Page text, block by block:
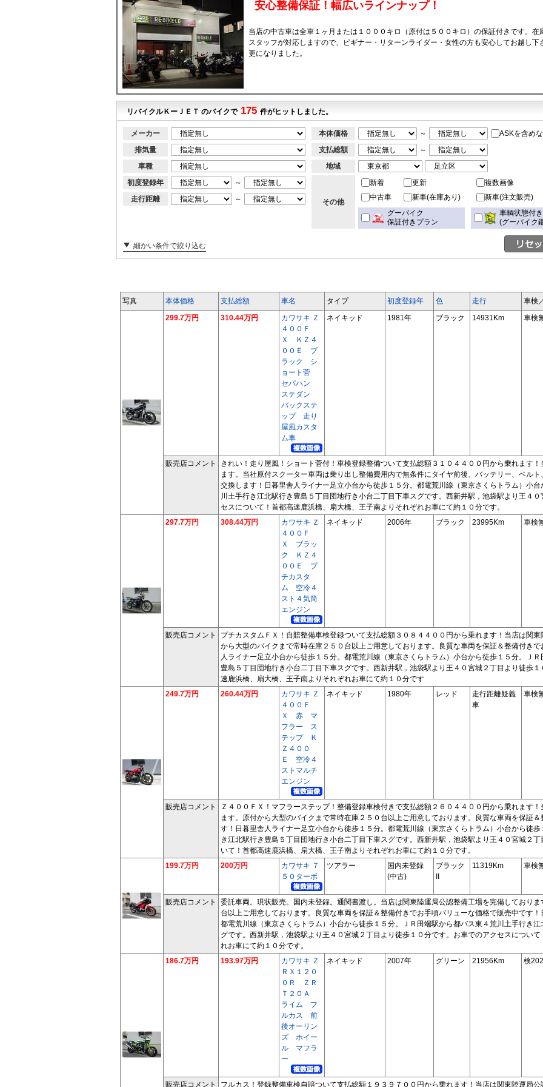
安心整備保証！幅広いラインナップ！
当店の中古車は全車１ヶ月または１０００キロ（原付は５００キロ）の保証付きです。
スタッフが対応しますので、ビギナー・リターンライダー・女性の方も安心してお越し
更になりました。
リバイクルＫーＪＥＴ のバイクで 175 件がヒットしました。
メーカー
排気量
車種
初度登録年
～
走行距離
～
本体価格 ～
ASKを含め
支払総額
～
地域
その他
新着 更新
複数画像
中古車
新車(在庫あり)
新車(注文販売)
グーバイク
保証付きプラン
車輌状態付き
(グーバイク
細かい条件で絞り込む
写真 本体価格 支払総額 車名 タイプ 初度登録年 色 走行
車検
299.7万円
310.44万円
カワサキ Ｚ
４００Ｆ
Ｘ ＫＺ４
００Ｅ ブ
ラック シ
ョート菅
セパハン
ステダン
バックステ
ップ 走り
屋風カスタ
ム車
ネイキッド 1981年 ブラック 14931Km 車検
販売店コメント
きれい！走り屋風！ショート菅付！車検登録整備ついて支払総額３１０４４００円から乗れます
ます。当社原付スクーター車両は乗り出し整備費用内で無条件にタイヤ前後、バッテリー、ベル
交換します！日暮里舎人ライナー足立小台から徒歩１５分。都電荒川線（東京さくらトラム）小
川土手行き江北駅行き豊島５丁目団地行き小台二丁目下車スグです。西新井駅，池袋駅より王４
セスについて！首都高速鹿浜橋、扇大橋、王子南よりそれぞれお車にて約１０分です。
297.7万円
308.44万円
カワサキ Ｚ
４００Ｆ
Ｘ ブラッ
ク ＫＺ４
００Ｅ プ
チカスタ
ム 空冷４
スト４気筒
エンジン
ネイキッド 2006年 ブラック 23995Km 車検
販売店コメント
プチカスタムＦＸ！自賠整備車検登録ついて支払総額３０８４４００円から乗れます！当店は関
から大型のバイクまで常時在庫２５０台以上ご用意しております。良質な車両を保証＆整備付き
人ライナー足立小台から徒歩１５分。都電荒川線（東京さくらトラム）小台から徒歩１５分。Ｊ
豊島５丁目団地行き小台二丁目下車スグです。西新井駅，池袋駅より王４０宮城２丁目より徒歩
速鹿浜橋、扇大橋、王子南よりそれぞれお車にて約１０分です
249.7万円
260.44万円
カワサキ Ｚ
４００Ｆ
Ｘ 赤 マ
フラー ス
テップ Ｋ
Ｚ４００
Ｅ 空冷４
ストマルチ
エンジン
ネイキッド 1980年 レッド
走行距離疑義
車
車検
販売店コメント
Ｚ４００ＦＸ！マフラーステップ！整備登録車検付きで支払総額２６０４４００円から乗れます
ます。原付から大型のバイクまで常時在庫２５０台以上ご用意しております。良質な車両を保証
す！日暮里舎人ライナー足立小台から徒歩１５分。都電荒川線（東京さくらトラム）小台から徒
き江北駅行き豊島５丁目団地行き小台二丁目下車スグです。西新井駅，池袋駅より王４０宮城２
いて！首都高速鹿浜橋、扇大橋、王子南よりそれぞれお車にて約１０分です。
199.7万円
200万円
カワサキ ７
５０ターボ
ツアラー
国内未登録
(中古)
ブラック
II
11319Km 車検
販売店コメント
委託車両。現状販売。国内未登録。通関書渡し。当店は関東陸運局公認整備工場を完備しており
台以上ご用意しております。良質な車両を保証＆整備付きでお手頃バリューな価格で販売中です
都電荒川線（東京さくらトラム）小台から徒歩１５分。ＪＲ田端駅から都バス東４荒川土手行き
グです。西新井駅，池袋駅より王４０宮城２丁目より徒歩１０分です。お車でのアクセスについ
れお車にて約１０分です。
186.7万円
193.97万円
カワサキ Ｚ
ＲＸ１２０
０Ｒ ＺＲ
Ｔ２０Ａ
ライム フ
ルカス 前
後オーリン
ズ ホイー
ル マフラ
ー
ネイキッド 2007年 グリーン 21956Km 検
販売店コメント フルカス！登録整備車検自賠ついて支払総額１９３９７００円から乗れます！当店は関東陸運局